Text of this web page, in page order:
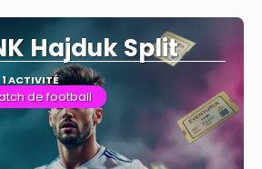
Hajduk Split
1 ACTIVITÉ
de football